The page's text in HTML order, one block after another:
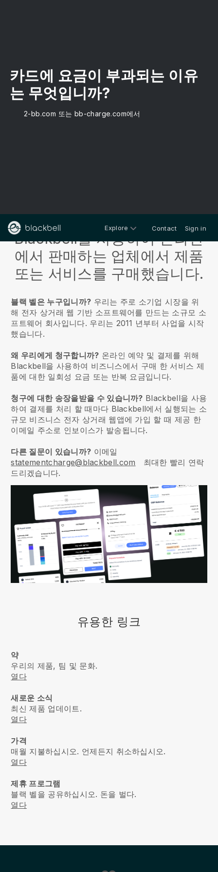
카드에 요금이 부과되는 이유
는 무엇입니까?
2-bb.com 또는 bb-charge.com에서
Explore Contact Sign in
Blackbell을 사용하여 온라인
에서 판매하는 업체에서 제품
또는 서비스를 구매했습니다.
블랙 벨은 누구입니까? 우리는 주로 소기업 시장을 위
해 전자 상거래 웹 기반 소프트웨어를 만드는 소규모 소
프트웨어 회사입니다. 우리는 2011 년부터 사업을 시작
했습니다.
왜 우리에게 청구합니까? 온라인 예약 및 결제를 위해
Blackbell을 사용하여 비즈니스에서 구매 한 서비스 제
품에 대한 일회성 요금 또는 반복 요금입니다.
청구에 대한 송장을받을 수 있습니까? Blackbell을 사용
하여 결제를 처리 할 때마다 Blackbell에서 실행되는 소
규모 비즈니스 전자 상거래 웹앱에 가입 할 때 제공 한
이메일 주소로 인보이스가 발송됩니다.
다른 질문이 있습니까? 이메일
statementcharge@blackbell.com
최대한 빨리 연락
드리겠습니다.
유용한 링크
약
우리의 제품, 팀 및 문화.
열다
새로운 소식
최신 제품 업데이트.
열다
가격
매월 지불하십시오. 언제든지 취소하십시오.
열다
제휴 프로그램
블랙 벨을 공유하십시오. 돈을 벌다.
열다